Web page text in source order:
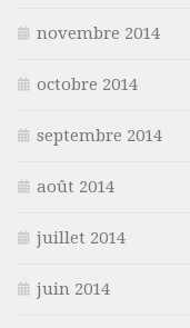
novembre 2014
octobre 2014
septembre 2014
août 2014
juillet 2014
juin 2014